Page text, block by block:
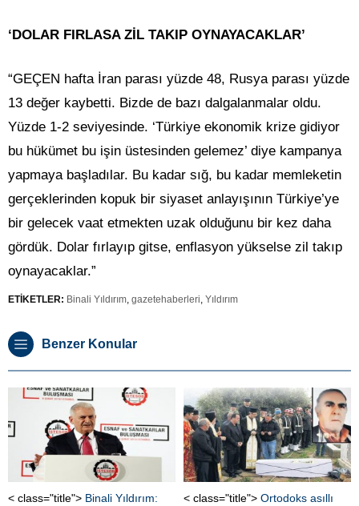
‘DOLAR FIRLASA ZİL TAKIP OYNAYACAKLAR’
“GEÇEN hafta İran parası yüzde 48, Rusya parası yüzde
13 değer kaybetti. Bizde de bazı dalgalanmalar oldu.
Yüzde 1-2 seviyesinde. ‘Türkiye ekonomik krize gidiyor
bu hükümet bu işin üstesinden gelemez’ diye kampanya
yapmaya başladılar. Bu kadar sığ, bu kadar memleketin
gerçeklerinden kopuk bir siyaset anlayışının Türkiye’ye
bir gelecek vaat etmekten uzak olduğunu bir kez daha
gördük. Dolar fırlayıp gitse, enflasyon yükselse zil takıp
oynayacaklar.”
ETİKETLER: Binali Yıldırım, gazetehaberleri, Yıldırım
Benzer Konular
< class="title"> Binali Yıldırım:
< class="title"> Ortodoks asıllı